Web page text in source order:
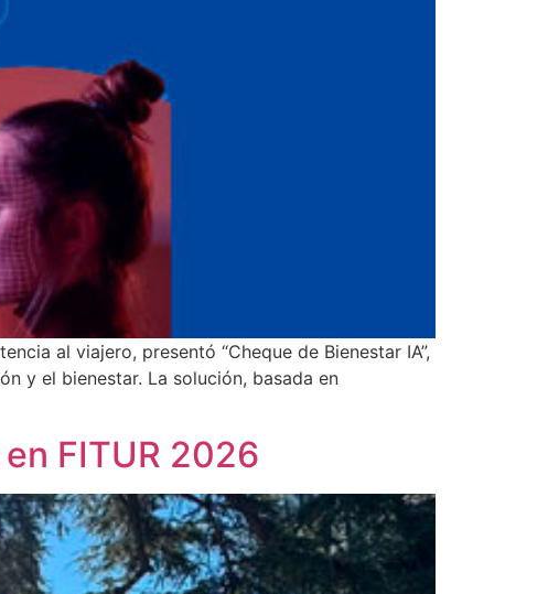
al viajero, presentó “Cheque de Bienestar IA”,
y el bienestar. La solución, basada en
FITUR 2026